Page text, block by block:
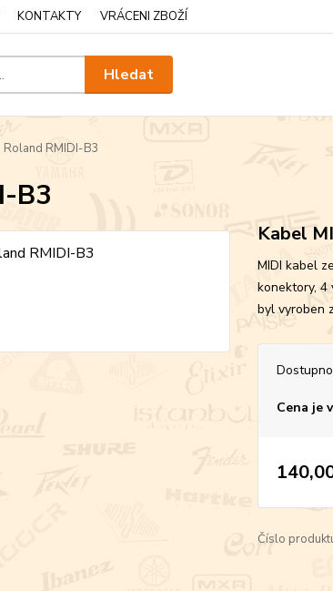
KONTAKTY VRÁCENI ZBOŽÍ
Hledat
Roland RMIDI-B3
B3
Kabel
MIDI kabel
konektory, 4
byl vyroben
Cena je
Číslo